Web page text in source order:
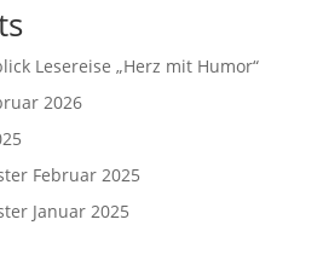
Lesereise „Herz mit Humor“
2026
Februar 2025
Januar 2025